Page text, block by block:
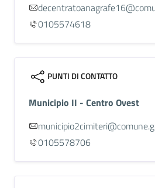
0105574618
PUNTI DI CONTATTO
Municipio II - Centro Ovest
0105578706